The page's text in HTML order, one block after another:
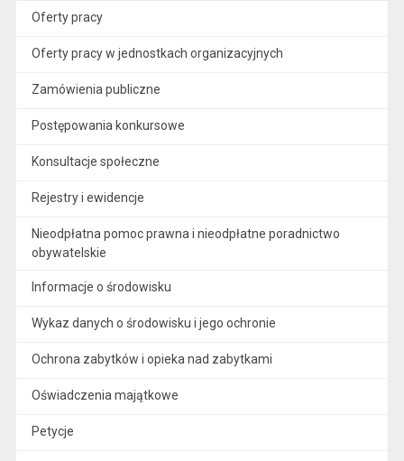
Oferty pracy
Oferty pracy w jednostkach organizacyjnych
Zamówienia publiczne
Postępowania konkursowe
Konsultacje społeczne
Rejestry i ewidencje
Nieodpłatna pomoc prawna i nieodpłatne poradnictwo
obywatelskie
Informacje o środowisku
Wykaz danych o środowisku i jego ochronie
Ochrona zabytków i opieka nad zabytkami
Oświadczenia majątkowe
Petycje